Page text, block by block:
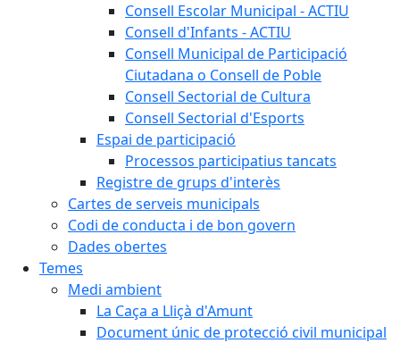
Consell Escolar Municipal - ACTIU
Consell d'Infants - ACTIU
Consell Municipal de Participació
Ciutadana o Consell de Poble
Consell Sectorial de Cultura
Consell Sectorial d'Esports
Espai de participació
Processos participatius tancats
Registre de grups d'interès
Cartes de serveis municipals
Codi de conducta i de bon govern
Dades obertes
Temes
Medi ambient
La Caça a Lliçà d'Amunt
Document únic de protecció civil municipal